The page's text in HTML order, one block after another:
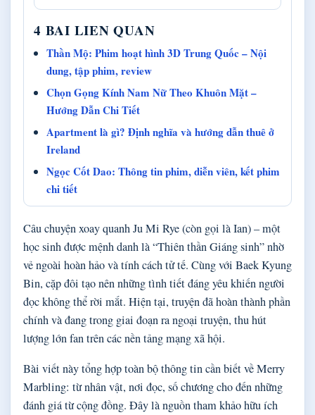
4 BAI LIEN QUAN
Thần Mộ: Phim hoạt hình 3D Trung Quốc – Nội
dung, tập phim, review
Chọn Gọng Kính Nam Nữ Theo Khuôn Mặt –
Hướng Dẫn Chi Tiết
Apartment là gì? Định nghĩa và hướng dẫn thuê ở
Ireland
Ngọc Cốt Dao: Thông tin phim, diễn viên, kết phim
chi tiết
Câu chuyện xoay quanh Ju Mi Rye (còn gọi là Ian) – một
học sinh được mệnh danh là “Thiên thần Giáng sinh” nhờ
vẻ ngoài hoàn hảo và tính cách tử tế. Cùng với Baek Kyung
Bin, cặp đôi tạo nên những tình tiết đáng yêu khiến người
đọc không thể rời mắt. Hiện tại, truyện đã hoàn thành phần
chính và đang trong giai đoạn ra ngoại truyện, thu hút
lượng lớn fan trên các nền tảng mạng xã hội.
Bài viết này tổng hợp toàn bộ thông tin cần biết về Merry
Marbling: từ nhân vật, nơi đọc, số chương cho đến những
đánh giá từ cộng đồng. Đây là nguồn tham khảo hữu ích